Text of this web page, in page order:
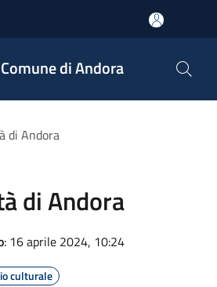
Comune di Andora
di Andora
di Andora
: 16 aprile 2024, 10:24
culturale